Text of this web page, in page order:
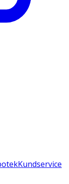
Kundservice